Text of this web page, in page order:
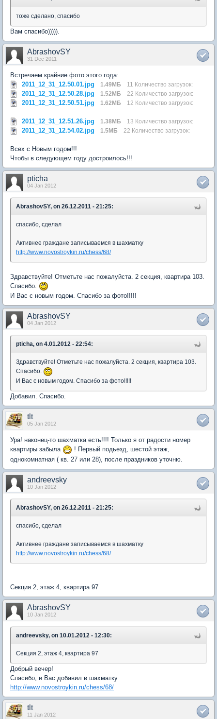
тоже сделано, спасибо
Вам спасибо))))).
AbrashovSY
31 Dec 2011
Встречаем крайние фото этого года:
2011_12_31_12.50.01.jpg
1.49МБ 11 Количество загрузок:
2011_12_31_12.50.28.jpg 1.52МБ 22 Количество загрузок:
2011_12_31_12.50.51.jpg 1.62МБ 12 Количество загрузок:
2011_12_31_12.51.26.jpg 1.38МБ 13 Количество загрузок:
2011_12_31_12.54.02.jpg 1.5МБ 22 Количество загрузок:
Всех с Новым годом!!!
Чтобы в следующем году достроилось!!!
pticha
04 Jan 2012
AbrashovSY, on 26.12.2011 - 21:25:
спасибо, сделал
Активнее граждане записываемся в шахматку
http://www.novostroykin.ru/chess/68/
Здравствуйте! Отметьте нас пожалуйста. 2 секция, квартира 103.
Спасибо.
И Вас с новым годом. Спасибо за фото!!!!!
AbrashovSY
04 Jan 2012
pticha, on 4.01.2012 - 22:54:
Здравствуйте! Отметьте нас пожалуйста. 2 секция, квартира 103.
Спасибо.
И Вас с новым годом. Спасибо за фото!!!!!
Добавил. Спасибо.
tlt
05 Jan 2012
Ура! наконец-то шахматка есть!!!! Только я от радости номер
квартиры забыла
! Первый подьезд, шестой этаж,
однокомнатная ( кв. 27 или 28), после праздников уточню.
andreevsky
10 Jan 2012
AbrashovSY, on 26.12.2011 - 21:25:
спасибо, сделал
Активнее граждане записываемся в шахматку
http://www.novostroykin.ru/chess/68/
Секция 2, этаж 4, квартира 97
AbrashovSY
10 Jan 2012
andreevsky, on 10.01.2012 - 12:30:
Секция 2, этаж 4, квартира 97
Добрый вечер!
Спасибо, и Вас добавил в шахматку
http://www.novostroykin.ru/chess/68/
tlt
11 Jan 2012